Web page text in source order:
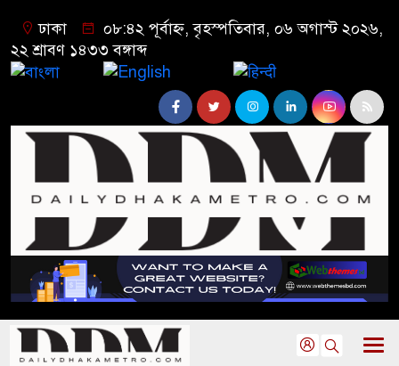
ঢাকা
০৮:৪২ পূর্বাহ্ন, বৃহস্পতিবার, ০৬ অগাস্ট ২০২৬,
২২ শ্রাবণ ১৪৩৩ বঙ্গাব্দ